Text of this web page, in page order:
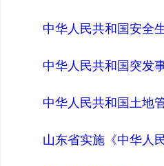
中华人民共和国安全
中华人民共和国突发
中华人民共和国土地
山东省实施《中华人